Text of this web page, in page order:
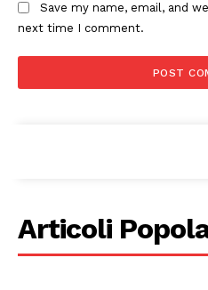
Save my name, email, and
next time I comment.
Articoli